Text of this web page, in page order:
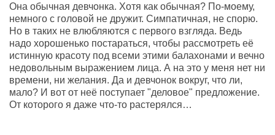
Она обычная девчонка. Хотя как обычная? По-моему,
немного с головой не дружит. Симпатичная, не спорю.
Но в таких не влюбляются с первого взгляда. Ведь
надо хорошенько постараться, чтобы рассмотреть её
истинную красоту под всеми этими балахонами и вечно
недовольным выражением лица. А на это у меня нет ни
времени, ни желания. Да и девчонок вокруг, что ли,
мало? И вот от неё поступает "деловое" предложение.
От которого я даже что-то растерялся…